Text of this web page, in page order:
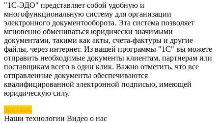
"1С-ЭДО" представляет собой удобную и
многофункциональную систему для организации
электронного документооборота. Эта система позволяет
мгновенно обмениваться юридически значимыми
документами, такими как акты, счета-фактуры и другие
файлы, через интернет. Из вашей программы "1С" вы можете
отправить необходимые документы клиентам, партнерам или
поставщикам всего в один клик. Важно отметить, что все
отправленные документы обеспечиваются
квалифицированной электронной подписью, имеющей
юридическую силу.
Заказать
Наши технологии Видео о нас